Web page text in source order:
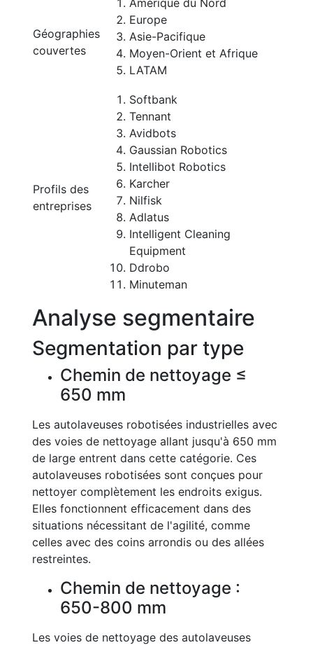
Géographies
couvertes
Amérique du Nord
Europe
Asie-Pacifique
Moyen-Orient et Afrique
LATAM
Profils des
entreprises
Softbank
Tennant
Avidbots
Gaussian Robotics
Intellibot Robotics
Karcher
Nilfisk
Adlatus
Intelligent Cleaning
Equipment
Ddrobo
Minuteman
Analyse segmentaire
Segmentation par type
Chemin de nettoyage ≤
650 mm
Les autolaveuses robotisées industrielles avec
des voies de nettoyage allant jusqu'à 650 mm
de large entrent dans cette catégorie. Ces
autolaveuses robotisées sont conçues pour
nettoyer complètement les endroits exigus.
Elles fonctionnent efficacement dans des
situations nécessitant de l'agilité, comme
celles avec des coins arrondis ou des allées
restreintes.
Chemin de nettoyage :
650-800 mm
Les voies de nettoyage des autolaveuses